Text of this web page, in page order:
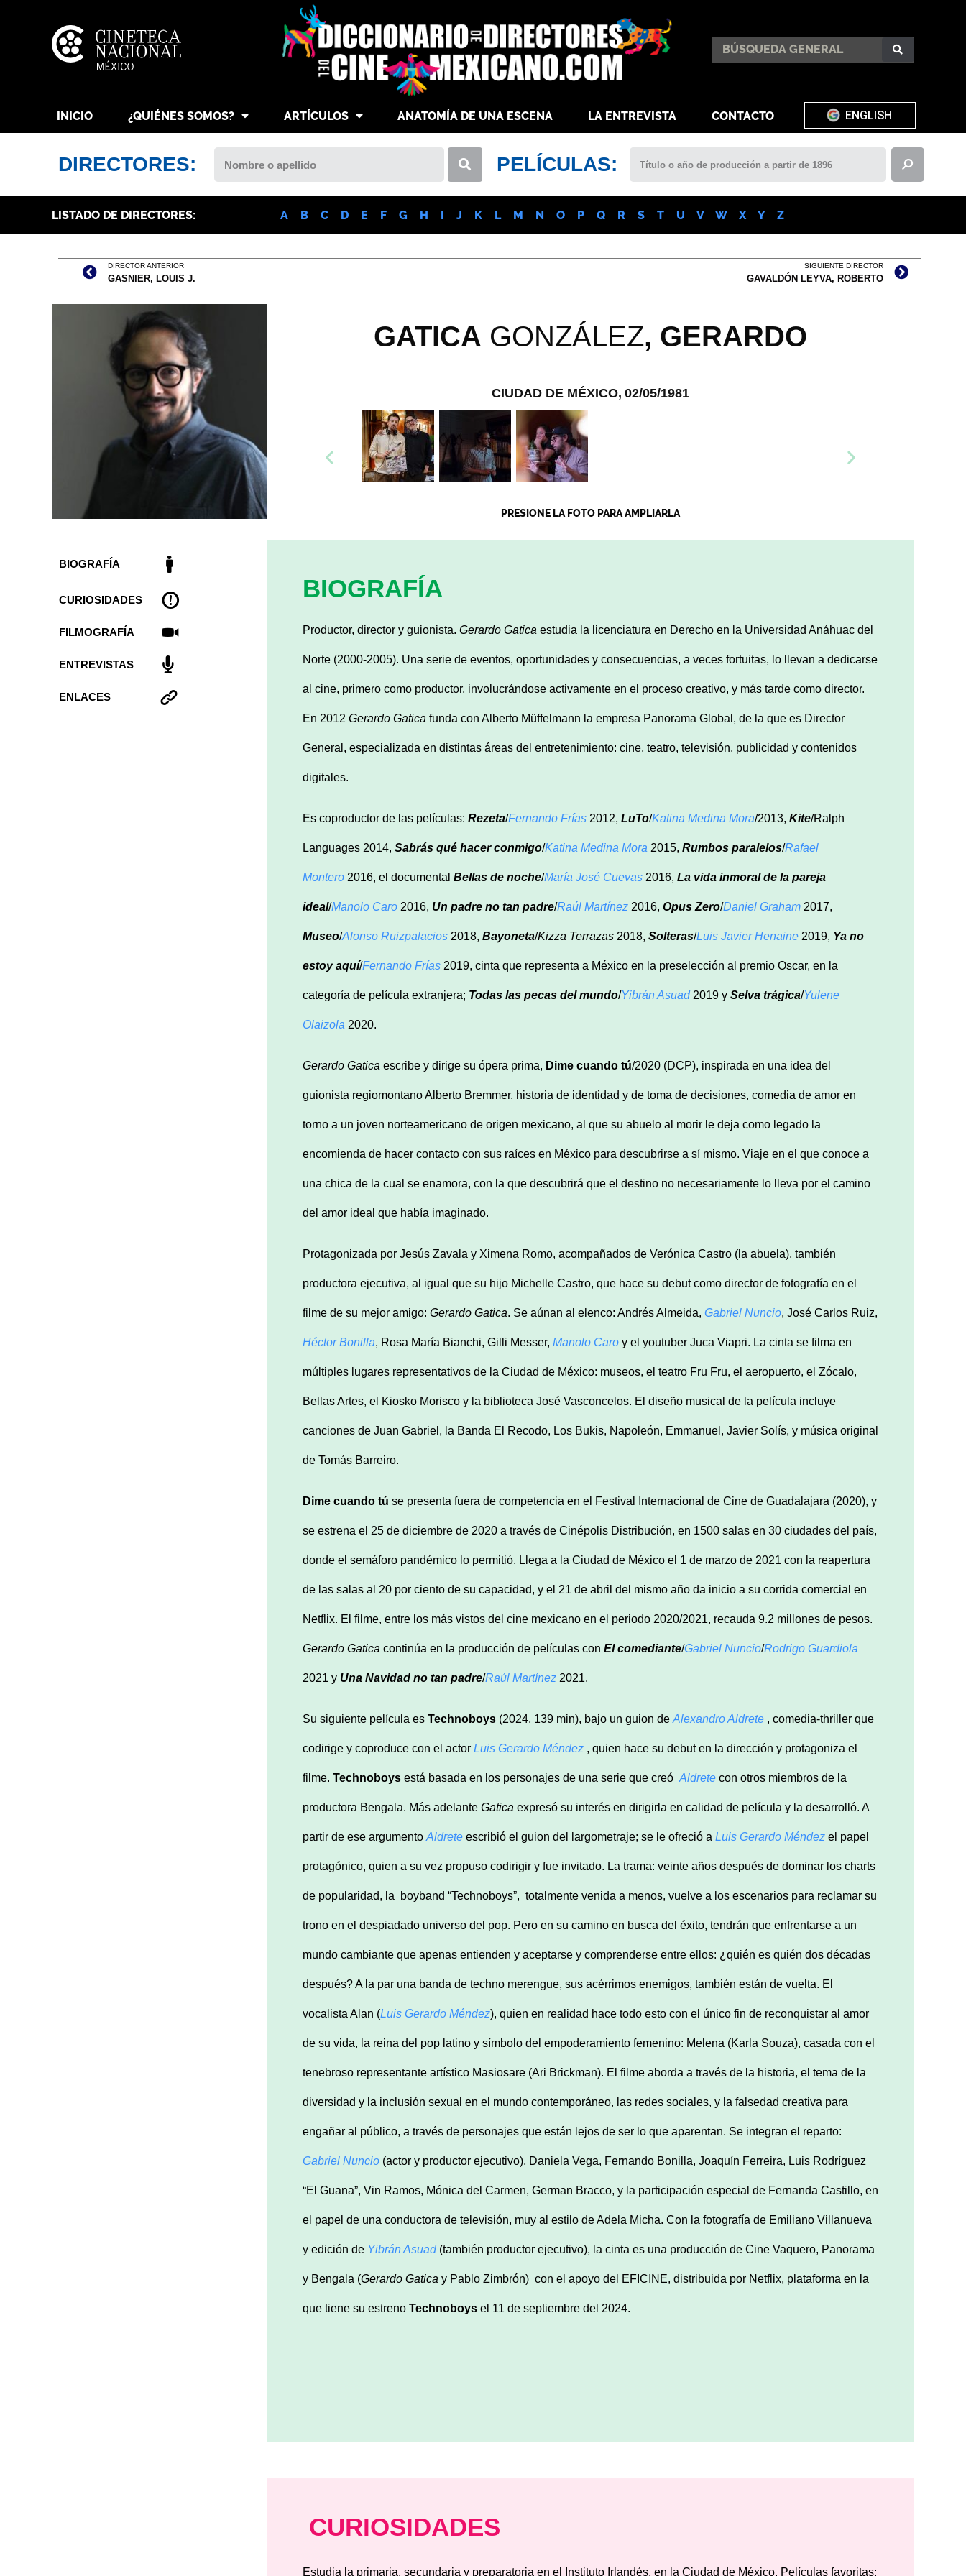
INICIO ¿QUIÉNES SOMOS? ARTÍCULOS ANATOMÍA DE UNA ESCENA LA ENTREVISTA CONTACTO ENGLISH
DIRECTORES: PELÍCULAS:
LISTADO DE DIRECTORES: A B C D E F G H I J K L M N O P Q R S T U V W X Y Z
DIRECTOR ANTERIOR
GASNIER, LOUIS J.
SIGUIENTE DIRECTOR
GAVALDÓN LEYVA, ROBERTO
BIOGRAFÍA
CURIOSIDADES
FILMOGRAFÍA
ENTREVISTAS
ENLACES
GATICA GONZÁLEZ, GERARDO
CIUDAD DE MÉXICO, 02/05/1981
PRESIONE LA FOTO PARA AMPLIARLA
BIOGRAFÍA
Productor, director y guionista. Gerardo Gatica estudia la licenciatura en Derecho en la Universidad Anáhuac del
Norte (2000-2005). Una serie de eventos, oportunidades y consecuencias, a veces fortuitas, lo llevan a dedicarse
al cine, primero como productor, involucrándose activamente en el proceso creativo, y más tarde como director.
En 2012 Gerardo Gatica funda con Alberto Müffelmann la empresa Panorama Global, de la que es Director
General, especializada en distintas áreas del entretenimiento: cine, teatro, televisión, publicidad y contenidos
digitales.
Es coproductor de las películas: Rezeta/Fernando Frías 2012, LuTo/Katina Medina Mora/2013, Kite/Ralph
Languages 2014, Sabrás qué hacer conmigo/Katina Medina Mora 2015, Rumbos paralelos/Rafael
Montero 2016, el documental Bellas de noche/María José Cuevas 2016, La vida inmoral de la pareja
ideal/Manolo Caro 2016, Un padre no tan padre/Raúl Martínez 2016, Opus Zero/Daniel Graham 2017,
Museo/Alonso Ruizpalacios 2018, Bayoneta/Kizza Terrazas 2018, Solteras/Luis Javier Henaine 2019, Ya no
estoy aquí/Fernando Frías 2019, cinta que representa a México en la preselección al premio Oscar, en la
categoría de película extranjera; Todas las pecas del mundo/Yibrán Asuad2019 y Selva trágica/Yulene
Olaizola 2020.
Gerardo Gatica escribe y dirige su ópera prima, Dime cuando tú/2020 (DCP), inspirada en una idea del
guionista regiomontano Alberto Bremmer, historia de identidad y de toma de decisiones, comedia de amor en
torno a un joven norteamericano de origen mexicano, al que su abuelo al morir le deja como legado la
encomienda de hacer contacto con sus raíces en México para descubrirse a sí mismo. Viaje en el que conoce a
una chica de la cual se enamora, con la que descubrirá que el destino no necesariamente lo lleva por el camino
del amor ideal que había imaginado.
Protagonizada por Jesús Zavala y Ximena Romo, acompañados de Verónica Castro (la abuela), también
productora ejecutiva, al igual que su hijo Michelle Castro, que hace su debut como director de fotografía en el
filme de su mejor amigo: Gerardo Gatica. Se aúnan al elenco: Andrés Almeida, Gabriel Nuncio, José Carlos Ruiz,
Héctor Bonilla, Rosa María Bianchi, Gilli Messer, Manolo Caro y el youtuber Juca Viapri. La cinta se filma en
múltiples lugares representativos de la Ciudad de México: museos, el teatro Fru Fru, el aeropuerto, el Zócalo,
Bellas Artes, el Kiosko Morisco y la biblioteca José Vasconcelos. El diseño musical de la película incluye
canciones de Juan Gabriel, la Banda El Recodo, Los Bukis, Napoleón, Emmanuel, Javier Solís, y música original
de Tomás Barreiro.
Dime cuando tú se presenta fuera de competencia en el Festival Internacional de Cine de Guadalajara (2020), y
se estrena el 25 de diciembre de 2020 a través de Cinépolis Distribución, en 1500 salas en 30 ciudades del país,
donde el semáforo pandémico lo permitió. Llega a la Ciudad de México el 1 de marzo de 2021 con la reapertura
de las salas al 20 por ciento de su capacidad, y el 21 de abril del mismo año da inicio a su corrida comercial en
Netflix. El filme, entre los más vistos del cine mexicano en el periodo 2020/2021, recauda 9.2 millones de pesos.
Gerardo Gatica continúa en la producción de películas con El comediante/Gabriel Nuncio/Rodrigo Guardiola
2021 y Una Navidad no tan padre/Raúl Martínez 2021.
Su siguiente película es Technoboys (2024, 139 min), bajo un guion de Alexandro Aldrete , comedia-thriller que
codirige y coproduce con el actor Luis Gerardo Méndez , quien hace su debut en la dirección y protagoniza el
filme. Technoboys está basada en los personajes de una serie que creó Aldrete con otros miembros de la
productora Bengala. Más adelante Gatica expresó su interés en dirigirla en calidad de película y la desarrolló. A
partir de ese argumento Aldrete escribió el guion del largometraje; se le ofreció a Luis Gerardo Méndez el papel
protagónico, quien a su vez propuso codirigir y fue invitado. La trama: veinte años después de dominar los charts
de popularidad, la boyband “Technoboys”, totalmente venida a menos, vuelve a los escenarios para reclamar su
trono en el despiadado universo del pop. Pero en su camino en busca del éxito, tendrán que enfrentarse a un
mundo cambiante que apenas entienden y aceptarse y comprenderse entre ellos: ¿quién es quién dos décadas
después? A la par una banda de techno merengue, sus acérrimos enemigos, también están de vuelta. El
vocalista Alan (Luis Gerardo Méndez), quien en realidad hace todo esto con el único fin de reconquistar al amor
de su vida, la reina del pop latino y símbolo del empoderamiento femenino: Melena (Karla Souza), casada con el
tenebroso representante artístico Masiosare (Ari Brickman). El filme aborda a través de la historia, el tema de la
diversidad y la inclusión sexual en el mundo contemporáneo, las redes sociales, y la falsedad creativa para
engañar al público, a través de personajes que están lejos de ser lo que aparentan. Se integran el reparto:
Gabriel Nuncio (actor y productor ejecutivo), Daniela Vega, Fernando Bonilla, Joaquín Ferreira, Luis Rodríguez
“El Guana”, Vin Ramos, Mónica del Carmen, German Bracco, y la participación especial de Fernanda Castillo, en
el papel de una conductora de televisión, muy al estilo de Adela Micha. Con la fotografía de Emiliano Villanueva
y edición de Yibrán Asuad(también productor ejecutivo), la cinta es una producción de Cine Vaquero, Panorama
y Bengala (Gerardo Gatica y Pablo Zimbrón) con el apoyo del EFICINE, distribuida por Netflix, plataforma en la
que tiene su estreno Technoboys el 11 de septiembre del 2024.
CURIOSIDADES
Estudia la primaria, secundaria y preparatoria en el Instituto Irlandés, en la Ciudad de México. Películas favoritas: